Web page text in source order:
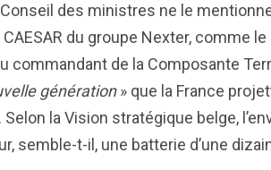
des ministres ne le
du groupe Nexter, comme
commandant de la Composante
génération» que la France
la Vision stratégique belge,
semble-t-il, une batterie d’une